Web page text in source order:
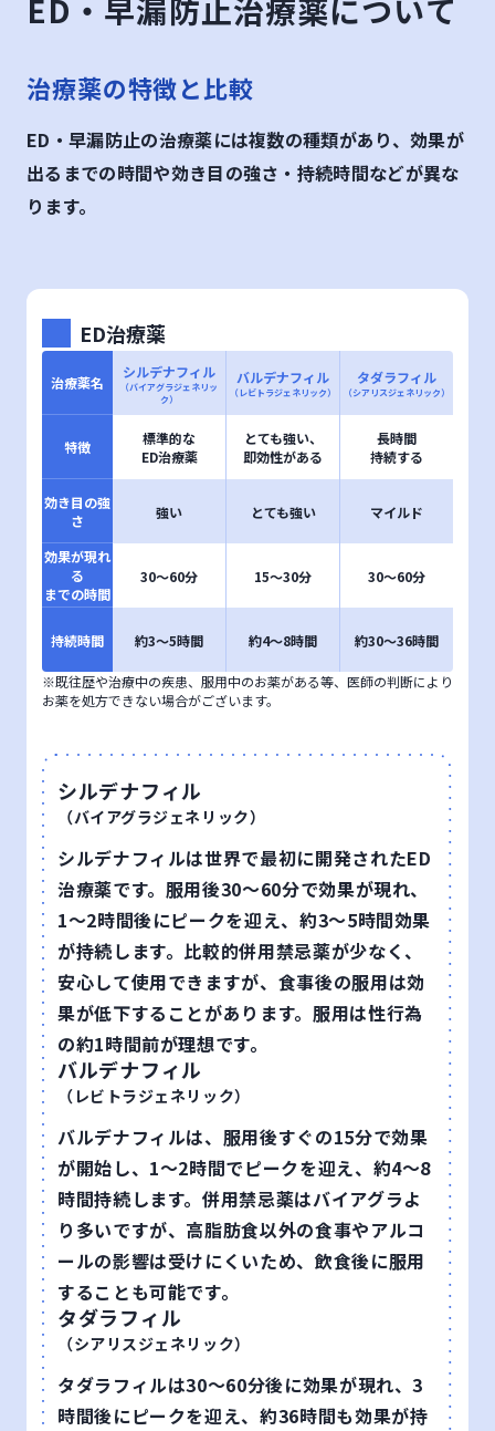
ED・早漏防止治療薬について
治療薬の特徴と比較
ED・早漏防止の治療薬には複数の種類があり、効果が
出るまでの時間や効き目の強さ・持続時間などが異な
ります。
ED治療薬
治療薬名
特徴
効き目の強
さ
効果が現れ
る
までの時間
持続時間
シルデナフィル
（バイアグラジェネリッ
ク）
標準的な
ED治療薬
強い
30〜60分
約3〜5時間
バルデナフィル
（レビトラジェネリック）
とても強い、
即効性がある
とても強い
15〜30分
約4〜8時間
タダラフィル
（シアリスジェネリック）
長時間
持続する
マイルド
30〜60分
約30〜36時間
※既往歴や治療中の疾患、服用中のお薬がある等、医師の判断により
お薬を処方できない場合がございます。
シルデナフィル
（バイアグラジェネリック）
シルデナフィルは世界で最初に開発されたED
治療薬です。服用後30～60分で効果が現れ、
1～2時間後にピークを迎え、約3〜5時間効果
が持続します。比較的併用禁忌薬が少なく、
安心して使用できますが、食事後の服用は効
果が低下することがあります。服用は性行為
の約1時間前が理想です。
バルデナフィル
（レビトラジェネリック）
バルデナフィルは、服用後すぐの15分で効果
が開始し、1〜2時間でピークを迎え、約4〜8
時間持続します。併用禁忌薬はバイアグラよ
り多いですが、高脂肪食以外の食事やアルコ
ールの影響は受けにくいため、飲食後に服用
することも可能です。
タダラフィル
（シアリスジェネリック）
タダラフィルは30〜60分後に効果が現れ、3
時間後にピークを迎え、約36時間も効果が持